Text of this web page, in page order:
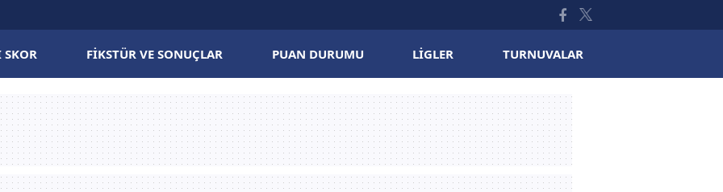
SKOR FIKSTÜR VE SONUÇLAR PUAN DURUMU LIGLER TURNUVALAR